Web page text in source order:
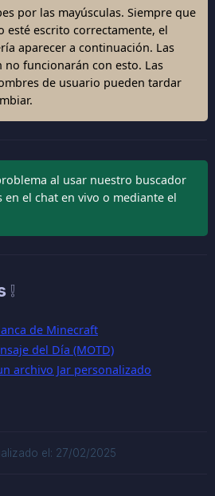
por las mayúsculas. Siempre que
esté escrito correctamente, el
aparecer a continuación. Las
no funcionarán con esto. Las
de usuario pueden tardar
al usar nuestro buscador
en el chat en vivo o mediante el
de Minecraft
del Día (MOTD)
archivo Jar personalizado
el: 27/02/2025